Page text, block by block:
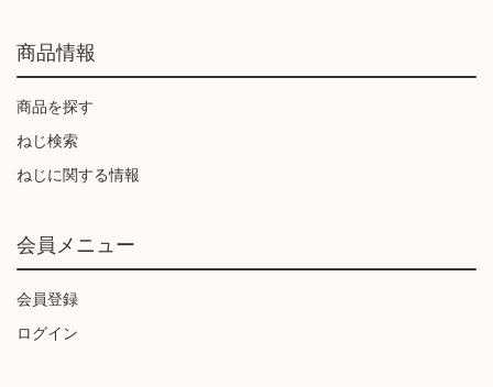
商品情報
商品を探す
ねじ検索
ねじに関する情報
会員メニュー
会員登録
ログイン